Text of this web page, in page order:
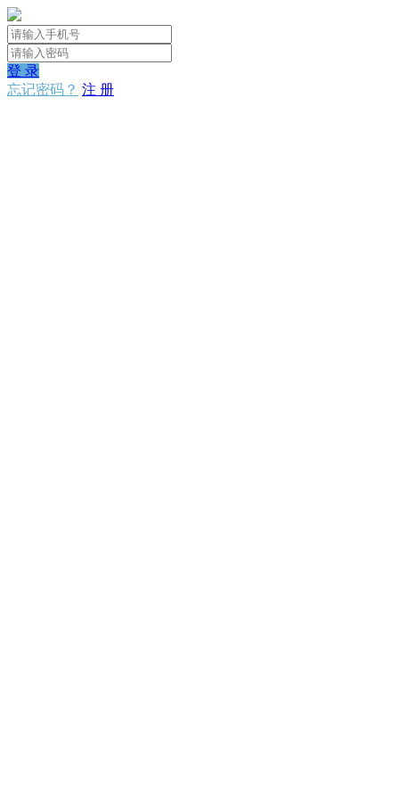
登 录
忘记密码？ 注 册